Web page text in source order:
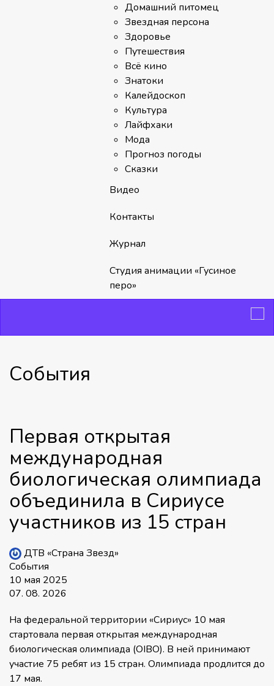
Домашний питомец
Звездная персона
Здоровье
Путешествия
Всё кино
Знатоки
Калейдоскоп
Культура
Лайфхаки
Мода
Прогноз погоды
Сказки
Видео
Контакты
Журнал
Студия анимации «Гусиное
перо»
События
Первая открытая
международная
биологическая олимпиада
объединила в Сириусе
участников из 15 стран
ДТВ «Страна Звезд»
События
10 мая 2025
07. 08. 2026
На федеральной территории «Сириус» 10 мая
стартовала первая открытая международная
биологическая олимпиада (OIBO). В ней принимают
участие 75 ребят из 15 стран. Олимпиада продлится до
17 мая.